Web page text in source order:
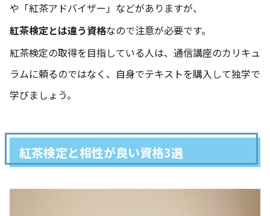
や「紅茶アドバイザー」などがありますが、
紅茶検定とは違う資格なので注意が必要です。
紅茶検定の取得を目指している人は、通信講座のカリキュ
ラムに頼るのではなく、自身でテキストを購入して独学で
学びましょう。
紅茶検定と相性が良い資格3選